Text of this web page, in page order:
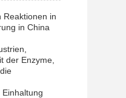
Reaktionen in
in China
der Enzyme,